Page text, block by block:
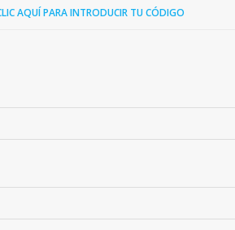
AQUÍ PARA INTRODUCIR TU CÓDIGO